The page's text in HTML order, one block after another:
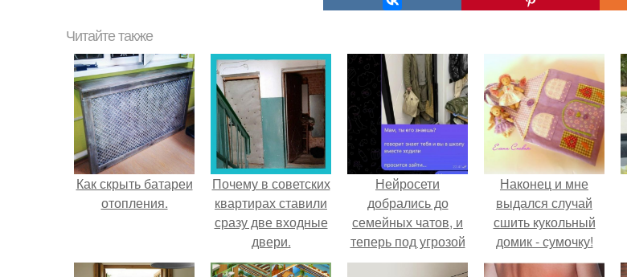
Читайте также
Как скрыть батареи
отопления.
Почему в советских
квартирах ставили
сразу две входные
двери.
Нейросети
добрались до
семейных чатов, и
теперь под угрозой
мамины нервы.
Наконец и мне
выдался случай
сшить кукольный
домик - сумочку!